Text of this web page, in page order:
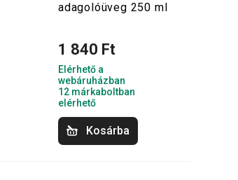
adagolóüveg 250 ml
1 840 Ft
Elérhető a
webáruházban
12 márkaboltban
elérhető
Kosárba